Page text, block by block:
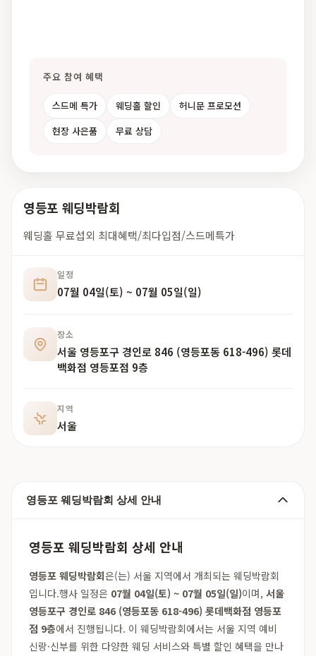
주요 참여 혜택
스드메 특가 웨딩홀 할인
허니문 프로모션
현장 사은품
무료 상담
영등포 웨딩박람회
웨딩홀 무료섭외 최대혜택/최다입점/스드메특가
일정
07월 04일(토) ~ 07월 05일(일)
장소
서울 영등포구 경인로 846 (영등포동 618-496) 롯데
백화점 영등포점 9층
지역
서울
영등포 웨딩박람회 상세 안내
영등포 웨딩박람회 상세 안내
영등포 웨딩박람회은(는) 서울 지역에서 개최되는 웨딩박람회
입니다.행사 일정은 07월 04일(토) ~ 07월 05일(일)이며, 서울
영등포구 경인로 846 (영등포동 618-496) 롯데백화점 영등포
점 9층에서 진행됩니다. 이 웨딩박람회에서는 서울 지역 예비
신랑·신부를 위한 다양한 웨딩 서비스와 특별 할인 혜택을 만나